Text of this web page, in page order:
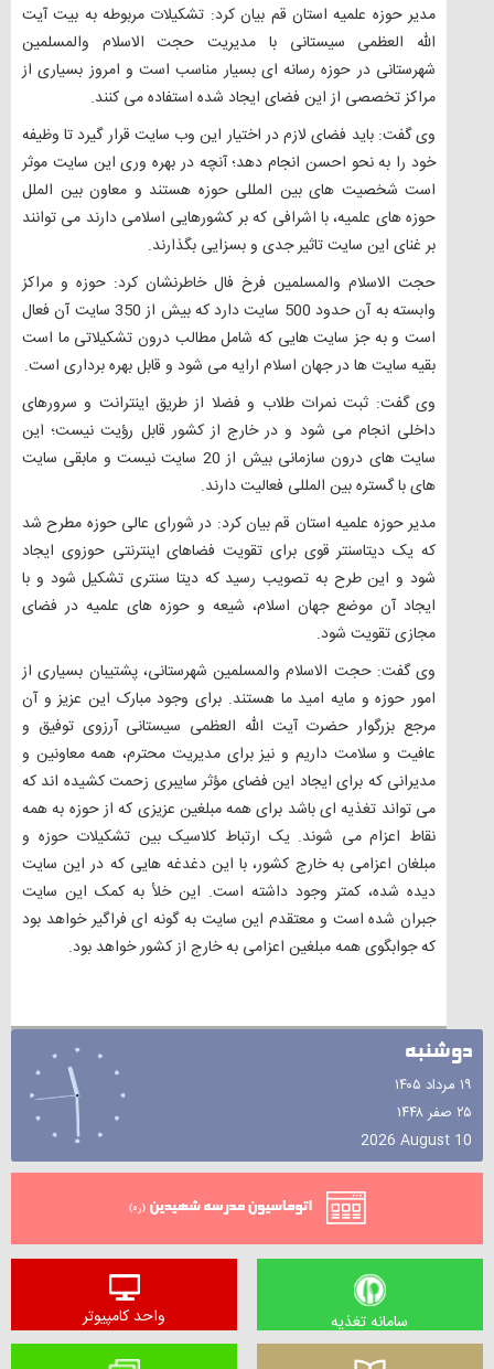
مدیر حوزه علمیه استان قم بیان کرد: تشکیلات مربوطه به بیت آیت
الله العظمی سیستانی با مدیریت حجت الاسلام والمسلمین
شهرستانی در حوزه رسانه ای بسیار مناسب است و امروز بسیاری از
مراکز تخصصی از این فضای ایجاد شده استفاده می کنند.
وی گفت: باید فضای لازم در اختیار این وب سایت قرار گیرد تا وظیفه
خود را به نحو احسن انجام دهد؛ آنچه در بهره وری این سایت موثر
است شخصیت های بین المللی حوزه هستند و معاون بین الملل
حوزه های علمیه، با اشرافی که بر کشورهایی اسلامی دارند می توانند
بر غنای این سایت تاثیر جدی و بسزایی بگذارند.
حجت الاسلام والمسلمین فرخ فال خاطرنشان کرد: حوزه و مراکز
وابسته به آن حدود 500 سایت دارد که بیش از 350 سایت آن فعال
است و به جز سایت هایی که شامل مطالب درون تشکیلاتی ما است
بقیه سایت ها در جهان اسلام ارایه می شود و قابل بهره برداری است.
وی گفت: ثبت نمرات طلاب و فضلا از طریق اینترانت و سرورهای
داخلی انجام می شود و در خارج از کشور قابل رؤیت نیست؛ این
سایت های درون سازمانی بیش از 20 سایت نیست و مابقی سایت
های با گستره بین المللی فعالیت دارند.
مدیر حوزه علمیه استان قم بیان کرد: در شورای عالی حوزه مطرح شد
که یک دیتاسنتر قوی برای تقویت فضاهای اینترنتی حوزوی ایجاد
شود و این طرح به تصویب رسید که دیتا سنتری تشکیل شود و با
ایجاد آن موضع جهان اسلام، شیعه و حوزه های علمیه در فضای
مجازی تقویت ‌شود.
وی گفت: حجت الاسلام والمسلمین شهرستانی، پشتیبان بسیاری از
امور حوزه و مایه امید ما هستند. برای وجود مبارک این عزیز و آن
مرجع بزرگوار حضرت آیت الله العظمی سیستانی آرزوی توفیق و
عافیت و سلامت داریم و نیز برای مدیریت محترم، همه معاونین و
مدیرانی که برای ایجاد این فضای مؤثر سایبری زحمت کشیده اند که
می تواند تغذیه ای باشد برای همه مبلغین عزیزی که از حوزه به همه
نقاط اعزام می شوند. یک ارتباط کلاسیک بین تشکیلات حوزه و
مبلغان اعزامی به خارج کشور، با این دغدغه هایی که در این سایت
دیده شده، کمتر وجود داشته است. این خلأ به کمک این سایت
جبران شده است و معتقدم این سایت به گونه ای فراگیر خواهد بود
که جوابگوی همه مبلغین اعزامی به خارج از کشور خواهد بود.
دوشنبه
۱۹ مرداد ۱۴۰۵
۲۵ صفر ۱۴۴۸
2026 August 10
اتوماسیون
سامانه تغذیه واحد کامپیوتر